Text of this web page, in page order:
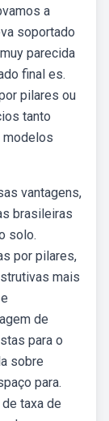
a
soportado
parecida
final es.
pilares ou
tanto
modelos
vantagens,
brasileiras
solo.
por pilares,
mais
de
para o
sobre
para.
taxa de